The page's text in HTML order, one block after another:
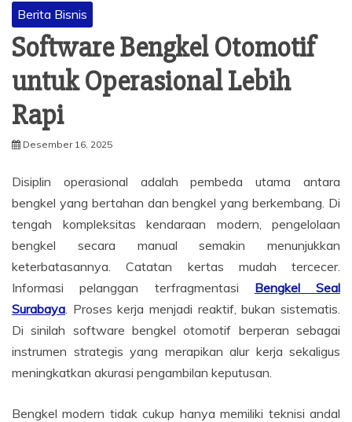
Berita Bisnis
Software Bengkel Otomotif
untuk Operasional Lebih
Rapi
Desember 16, 2025
Disiplin operasional adalah pembeda utama antara
bengkel yang bertahan dan bengkel yang berkembang. Di
tengah kompleksitas kendaraan modern, pengelolaan
bengkel secara manual semakin menunjukkan
keterbatasannya. Catatan kertas mudah tercecer.
Informasi pelanggan terfragmentasi Bengkel Seal
Surabaya . Proses kerja menjadi reaktif, bukan sistematis.
Di sinilah software bengkel otomotif berperan sebagai
instrumen strategis yang merapikan alur kerja sekaligus
meningkatkan akurasi pengambilan keputusan.
Bengkel modern tidak cukup hanya memiliki teknisi andal